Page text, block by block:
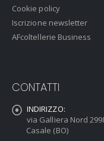
Cookie policy
Iscrizione newsletter
AFcoltellerie Business
CONTATTI
INDIRIZZO:
via Galliera Nord
Casale (BO)